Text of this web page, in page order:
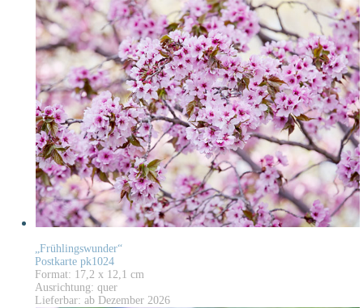
„Frühlingswunder“
Postkarte pk1024
Format: 17,2 x 12,1 cm
Ausrichtung: quer
Lieferbar: ab Dezember 2026